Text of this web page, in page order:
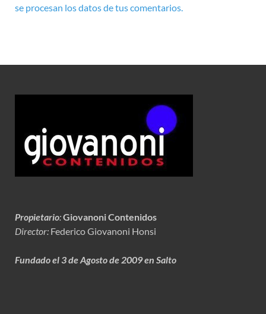
se procesan los datos de tus comentarios.
Propietario:Giovanoni Contenidos
Director: Federico Giovanoni Honsi
Fundado el 3 de Agosto de 2009 en Salto